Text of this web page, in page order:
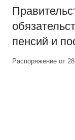
пенсий и
Распоряжение от